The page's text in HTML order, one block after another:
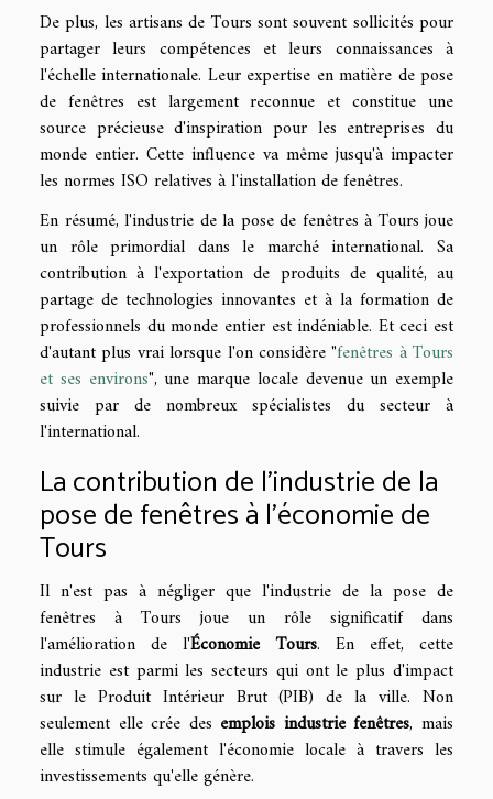
De plus, les artisans de Tours sont souvent sollicités pour
partager leurs compétences et leurs connaissances à
l'échelle internationale. Leur expertise en matière de pose
de fenêtres est largement reconnue et constitue une
source précieuse d'inspiration pour les entreprises du
monde entier. Cette influence va même jusqu'à impacter
les normes ISO relatives à l'installation de fenêtres.
En résumé, l'industrie de la pose de fenêtres à Tours joue
un rôle primordial dans le marché international. Sa
contribution à l'exportation de produits de qualité, au
partage de technologies innovantes et à la formation de
professionnels du monde entier est indéniable. Et ceci est
d'autant plus vrai lorsque l'on considère "fenêtres à Tours
et ses environs", une marque locale devenue un exemple
suivie par de nombreux spécialistes du secteur à
l'international.
La contribution de l'industrie de la
pose de fenêtres à l'économie de
Tours
Il n'est pas à négliger que l'industrie de la pose de
fenêtres à Tours joue un rôle significatif dans
l'amélioration de l'Économie Tours. En effet, cette
industrie est parmi les secteurs qui ont le plus d'impact
sur le Produit Intérieur Brut (PIB) de la ville. Non
seulement elle crée des emplois industrie fenêtres, mais
elle stimule également l'économie locale à travers les
investissements qu'elle génère.